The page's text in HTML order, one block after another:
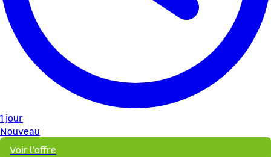
1 jour
Nouveau
Voir l'offre